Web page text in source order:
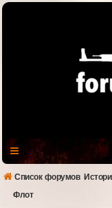
Список форумов
Флот